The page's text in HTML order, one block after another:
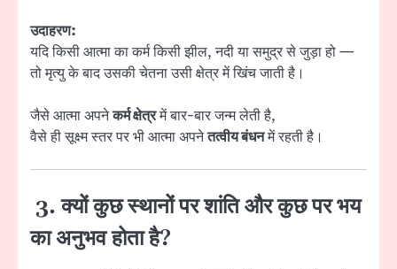
उदाहरण:
यदि किसी आत्मा का कर्म किसी झील, नदी या समुद्र से जुड़ा हो —
तो मृत्यु के बाद उसकी चेतना उसी क्षेत्र में खिंच जाती है।
जैसे आत्मा अपनेकर्म क्षेत्रमें बार-बार जन्म लेती है,
वैसे ही सूक्ष्म स्तर पर भी आत्मा अपनेतत्वीय बंधनमें रहती है।
3. क्यों कुछ स्थानों पर शांति और कुछ पर भय
का अनुभव होता है?